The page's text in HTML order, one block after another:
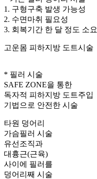
1. 구형구축 발생 가능성
2. 수면마취 필요성
3. 회복기간 한 달 정도 소요
고운몸 피하지방 도트시술
* 필러 시술
SAFE ZONE을 통한
독자적 피하지방 도트주입
기법으로 안전한 시술
타원 덩어리
가슴필러 시술
유선조직과
대흉근(근육)
사이에 필러를
덩어리째 시술